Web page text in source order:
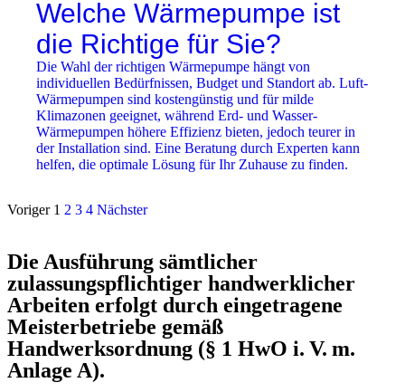
Welche Wärmepumpe ist
die Richtige für Sie?
Die Wahl der richtigen Wärmepumpe hängt von
individuellen Bedürfnissen, Budget und Standort ab. Luft-
Wärmepumpen sind kostengünstig und für milde
Klimazonen geeignet, während Erd- und Wasser-
Wärmepumpen höhere Effizienz bieten, jedoch teurer in
der Installation sind. Eine Beratung durch Experten kann
helfen, die optimale Lösung für Ihr Zuhause zu finden.
Voriger 1 2 3 4 Nächster
Die Ausführung sämtlicher
zulassungspflichtiger handwerklicher
Arbeiten erfolgt durch eingetragene
Meisterbetriebe gemäß
Handwerksordnung (§ 1 HwO i. V. m.
Anlage A).